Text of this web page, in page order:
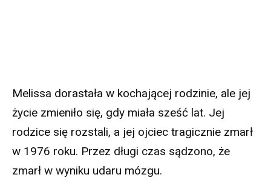
Melissa dorastała w kochającej rodzinie, ale jej
życie zmieniło się, gdy miała sześć lat. Jej
rodzice się rozstali, a jej ojciec tragicznie zmarł
w 1976 roku. Przez długi czas sądzono, że
zmarł w wyniku udaru mózgu.